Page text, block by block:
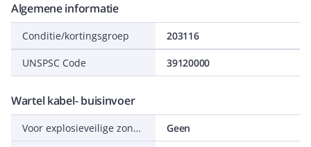
Algemene informatie
Conditie/kortingsgroep 203116
UNSPSC Code 39120000
Wartel kabel- buisinvoer
Voor explosieveilige zone gas
Geen